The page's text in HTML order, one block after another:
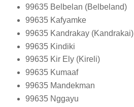
99635 Belbelan (Belbeland)
99635 Kafyamke
99635 Kandrakay (Kandrakai)
99635 Kindiki
99635 Kir Ely (Kireli)
99635 Kumaaf
99635 Mandekman
99635 Nggayu